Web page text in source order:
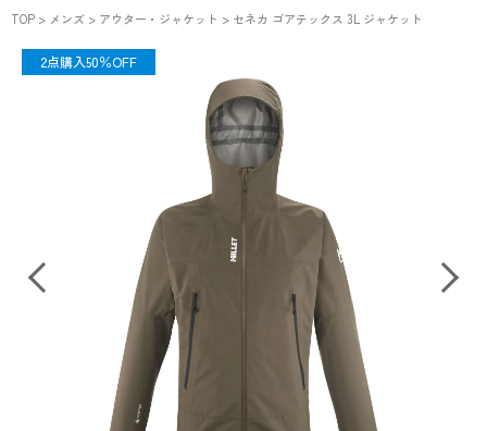
TOP メンズ アウター・ジャケット セネカ ゴアテックス 3L ジャケット
SALE
2点購入50％OFF